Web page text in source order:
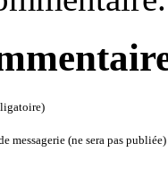
messagerie (ne sera pas